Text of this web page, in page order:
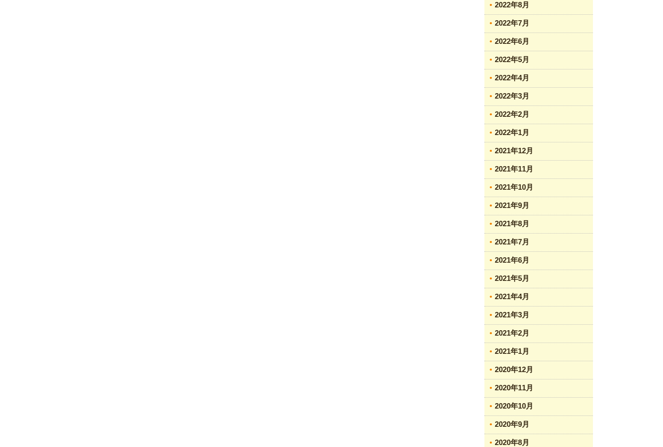
2022年8月
2022年7月
2022年6月
2022年5月
2022年4月
2022年3月
2022年2月
2022年1月
2021年12月
2021年11月
2021年10月
2021年9月
2021年8月
2021年7月
2021年6月
2021年5月
2021年4月
2021年3月
2021年2月
2021年1月
2020年12月
2020年11月
2020年10月
2020年9月
2020年8月